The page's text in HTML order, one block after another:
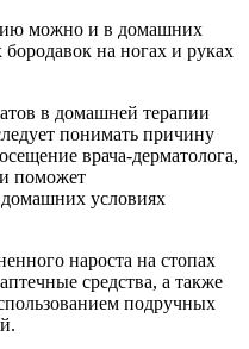
можно и в домашних
на ногах и руках
в домашней терапии
понимать причину
врача-дерматолога,
поможет
условиях
нароста на стопах
средства, а также
подручных